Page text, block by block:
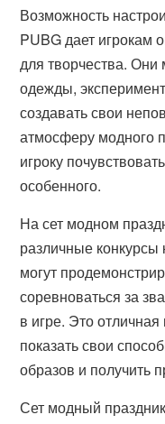
Возможность
PUBG дает игрокам
для творчества. Они
одежды,
создавать свои
атмосферу модного
игроку
особенного.
На сет модном
различные конкурсы
могут
соревноваться за
в игре. Это
показать свои
образов и получить
Сет модный